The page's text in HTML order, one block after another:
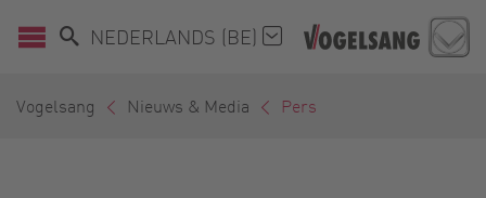
NEDERLANDS (BE)
Vogelsang Nieuws & Media Pers